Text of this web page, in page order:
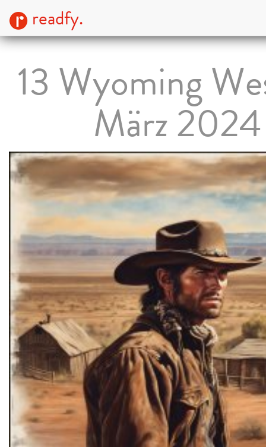
readfy.
13 Wyoming
März 2024